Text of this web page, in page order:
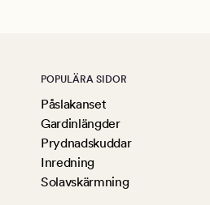
POPULÄRA SIDOR
Påslakanset
Gardinlängder
Prydnadskuddar
Inredning
Solavskärmning